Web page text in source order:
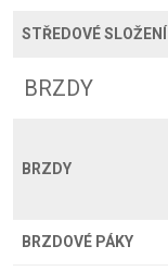
STŘEDOVÉ SLOŽENÍ
BRZDY
BRZDY
BRZDOVÉ PÁKY